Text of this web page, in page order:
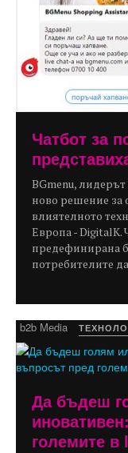
Чатбот за
BGmenu,
ново решение за
влиятелното
Европа - DigitalK.
предефинирана
потребителите
b2b Media
Да бъдеш
големите в